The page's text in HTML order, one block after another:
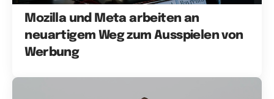
Mozilla und Meta arbeiten an
neuartigem Weg zum Ausspielen von
Werbung